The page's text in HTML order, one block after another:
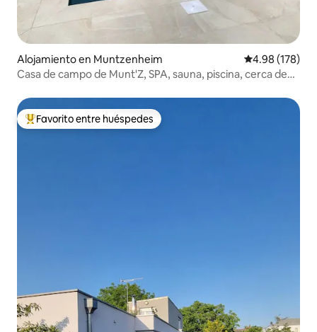
Alojamiento en Muntzenheim Calificación
4.98 (178)
Casa de campo de Munt'Z, SPA, sauna, piscina, cerca de
Favorito entre huéspedes preferido
Favorito entre huéspedes